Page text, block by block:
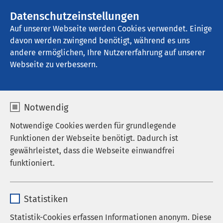
Datenschutzeinstellungen
Auf unserer Webseite werden Cookies verwendet. Einige
davon werden zwingend benötigt, während es uns
andere ermöglichen, Ihre Nutzererfahrung auf unserer
Webseite zu verbessern.
Notwendig
Notwendige Cookies werden für grundlegende
Funktionen der Webseite benötigt. Dadurch ist
gewährleistet, dass die Webseite einwandfrei
funktioniert.
Anbieter sgalinski
Statistiken
Statistik-Cookies erfassen Informationen anonym. Diese
AMEOS Klinikum für Forensische
Psychiatrie und Psychotherapie
Hildesheim
Ergebnisse Ihrer Suche